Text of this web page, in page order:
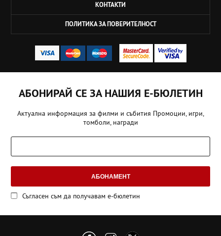
КОНТАКТИ
ПОЛИТИКА ЗА ПОВЕРИТЕЛНОСТ
АБОНИРАЙ СЕ ЗА НАШИЯ Е-БЮЛЕТИН
Актуална информация за филми и събития Промоции, игри,
томболи, награди
АБОНАМЕНТ
Съгласен съм да получавам е-бюлетин